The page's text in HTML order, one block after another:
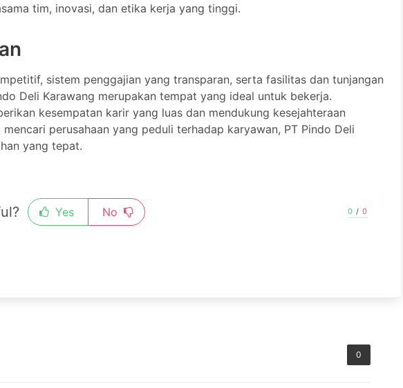
tim, inovasi, dan etika kerja yang tinggi.
sistem penggajian yang transparan, serta fasilitas dan tunjangan
Deli Karawang merupakan tempat yang ideal untuk bekerja.
kesempatan karir yang luas dan mendukung kesejahteraan
perusahaan yang peduli terhadap karyawan, PT Pindo Deli
yang tepat.
Yes No 0 / 0
0